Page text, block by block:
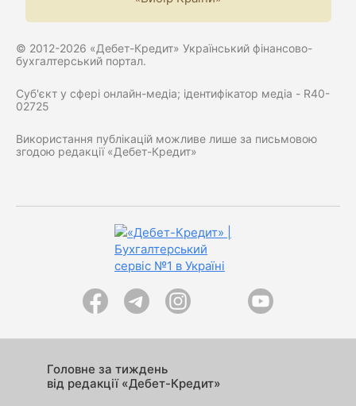
© 2012-2026 «Дебет-Кредит» Український фінансово-
бухгалтерський портал.
Суб'єкт у сфері онлайн-медіа; ідентифікатор медіа - R40-
02725
Використання публікацій можливе лише за письмовою
згодою редакції «Дебет-Кредит»
Головне за тиждень
від редакції «Дебет-Кредит»